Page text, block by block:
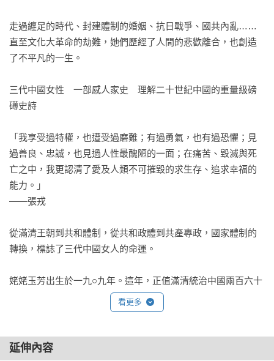
走過纏足的時代、封建體制的婚姻、抗日戰爭、國共內亂……
直至文化大革命的劫難，她們歷經了人間的悲歡離合，也創造
了不平凡的一生。
三代中國女性　一部感人家史　理解二十世紀中國的重量級磅
礡史詩
「我享受過特權，也遭受過磨難；有過勇氣，也有過恐懼；見
過善良、忠誠，也見過人性最醜陋的一面；在痛苦、毀滅與死
亡之中，我更認清了愛及人類不可摧毀的求生存、追求幸福的
能力。」
——張戎
從滿清王朝到共和體制，從共和政體到共產專政，國家體制的
轉換，標誌了三代中國女人的命運。
姥姥玉芳出生於一九○九年。這年，正值滿清統治中國兩百六十
年後面臨危亡之秋。天生麗質的姥姥沒能逃過纏腳的痛苦，因
為父親希望未來靠著這個女兒平步青雲，有雙三寸金蓮能更快
姨太太。這年姥姥十五歲。
看更多
延伸內容